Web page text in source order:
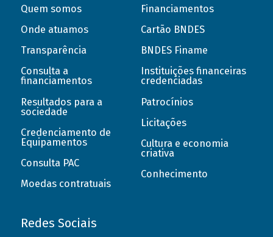
Quem somos
Onde atuamos
Transparência
Consulta a
financiamentos
Resultados para a
sociedade
Credenciamento de
Equipamentos
Consulta PAC
Moedas contratuais
Financiamentos
Cartão BNDES
BNDES Finame
Instituições financeiras
credenciadas
Patrocínios
Licitações
Cultura e economia
criativa
Conhecimento
Redes Sociais